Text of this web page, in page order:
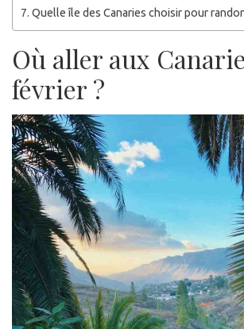
Quelle île des Canaries choisir pour
Où aller aux
février ?